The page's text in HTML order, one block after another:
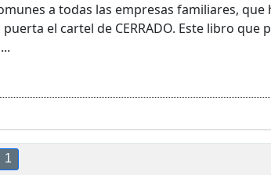
a todas las empresas familiares, que
el cartel de CERRADO. Este libro que
1